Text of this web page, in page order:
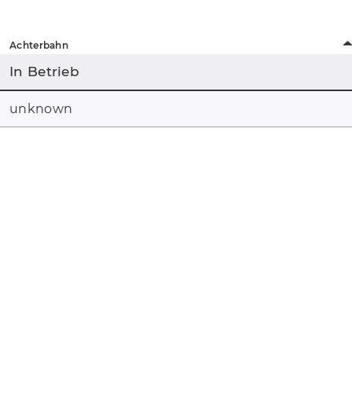
Achterbahn
In Betrieb
unknown